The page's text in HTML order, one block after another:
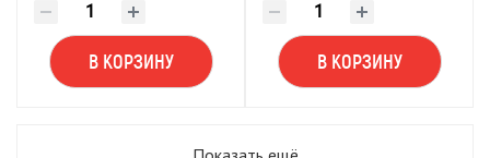
В КОРЗИНУ В КОРЗИНУ